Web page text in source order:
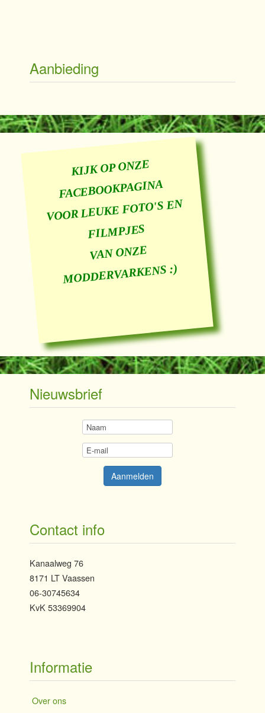
Aanbieding
KIJK OP ONZE
FACEBOOKPAGINA
VOOR LEUKE FOTO'S EN
FILMPJES
VAN ONZE
MODDERVARKENS :)
Nieuwsbrief
Contact info
Kanaalweg 76
8171 LT Vaassen
06-30745634
KvK 53369904
Informatie
Over ons